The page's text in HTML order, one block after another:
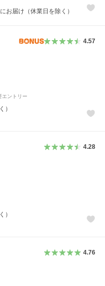
お届け（休業日を除く）
4.57
エントリー
）
4.28
）
4.76